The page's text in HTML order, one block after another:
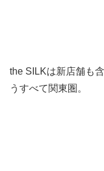
the SILKは新店舗も
うすべて関東圏。